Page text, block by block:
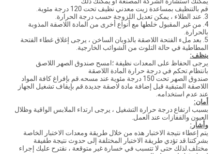
قم بالتنظيف بمساعدة زيت معدني نظيف تحت 120 درجة مئوية.
3. عند الطلاء ، يمكن تعديل اللزوجة حسب درجة الحرارة.
4. من غير المقبول خلطها مع أنواع أخرى من المادة اللاصقة المذوبة
بالحرارة.
5. بعد ملء الفتحة اللاصقة بالذوبان الساخن ، يرجى إغلاق غطاء الفتحة
المطاطية في حالة التلوث من الشوائب الخارجية.
ينظف:
يرجى الحفاظ على المعدات نظيفة ؛امسح صندوق الصهر اللاصق
بانتظام.تحكم في درجة حرارة المادة اللاصقة
صندوق الصهر تحت 150 درجة مئوية عند مسحه.قم بإفراغ كافة المواد
اللاصقة المتبقية قبل إضافة مادة لاصقة جديدة.قم بإيقاف تشغيل الجهاز
عند عدم استخدامه.
أمان:
بسبب ارتفاع درجة حرارة التشغيل ، يرجى ارتداء الملابس الواقية وظلال
العيون والقفازات عند العمل.
وأشار:
يتم إعطاء نتيجة الاختبار هذه من خلال طريقة ومعدات الاختبار الخاصة
بشركتنا.قد تؤدي طريقة الاختبار المختلفة إلى حدوث نتيجة طفيفة
مختلف.لذلك حتى لا تتسبب في خسارة غير متوقعة ، نقترح عليك إجراء